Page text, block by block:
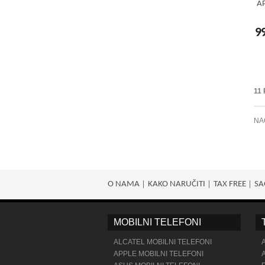
11
O NAMA KAKO NARUČITI TAX FREE
MOBILNI TELEFONI
ALCATEL MOBILNI TELEFONI
APPLE MOBILNI TELEFONI